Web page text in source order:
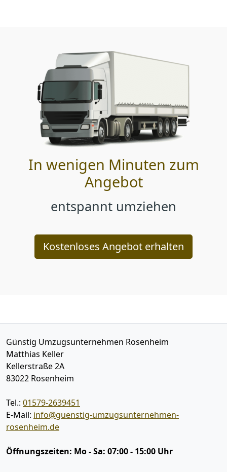
In wenigen Minuten zum
Angebot
entspannt umziehen
Kostenloses Angebot erhalten
Günstig Umzugsunternehmen Rosenheim
Matthias Keller
Kellerstraße 2A
83022 Rosenheim
Tel.: 01579-2639451
E-Mail: info@guenstig-umzugsunternehmen-
rosenheim.de
Öffnungszeiten: Mo - Sa: 07:00 - 15:00 Uhr